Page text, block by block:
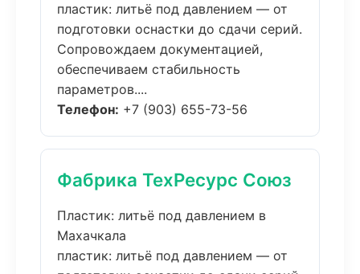
пластик: литьё под давлением — от
подготовки оснастки до сдачи серий.
Сопровождаем документацией,
обеспечиваем стабильность
параметров....
Телефон: +7 (903) 655-73-56
Фабрика ТехРесурс Союз
Пластик: литьё под давлением в
Махачкала
пластик: литьё под давлением — от